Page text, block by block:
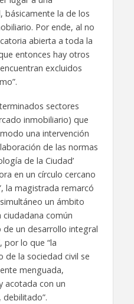
básicamente la de los
Por ende, al no
abierta a toda la
entonces hay otros
excluidos
sectores
inmobiliario) que
una intervención
de las normas
de la Ciudad’
en un círculo cercano
la magistrada remarcó
un ámbito
común
un desarrollo integral
por lo que “la
de la sociedad civil se
menguada,
acotada con un